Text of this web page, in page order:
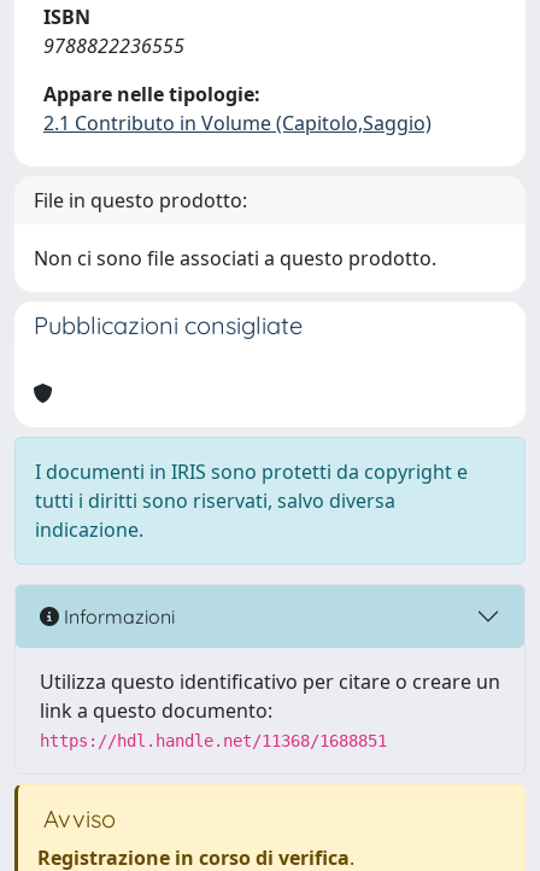
ISBN
9788822236555
Appare nelle tipologie:
2.1 Contributo in Volume (Capitolo,Saggio)
File in questo prodotto:
Non ci sono file associati a questo prodotto.
Pubblicazioni consigliate
I documenti in IRIS sono protetti da copyright e
tutti i diritti sono riservati, salvo diversa
indicazione.
Informazioni
Utilizza questo identificativo per citare o creare un
link a questo documento:
https://hdl.handle.net/11368/1688851
Avviso
Registrazione in corso di verifica.